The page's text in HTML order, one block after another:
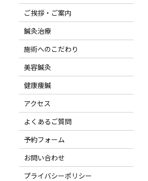
ご挨拶・ご案内
鍼灸治療
施術へのこだわり
美容鍼灸
健康痩鍼
アクセス
よくあるご質問
予約フォーム
お問い合わせ
プライバシーポリシー